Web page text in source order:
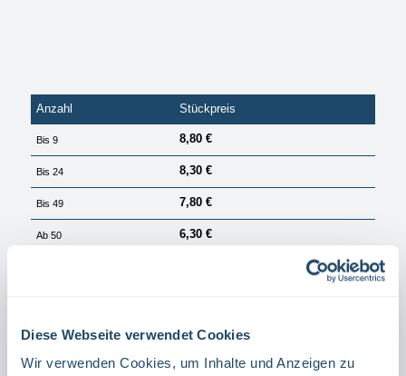
Diese Webseite verwendet Cookies
Wir verwenden Cookies, um Inhalte und Anzeigen zu
Anzahl Stückpreis
Bis9 8,80 €
Bis24 8,30 €
Bis49 7,80 €
Ab50 6,30 €
Größeauswählen
10 X 20 CM
7,5 X 15,0 CM